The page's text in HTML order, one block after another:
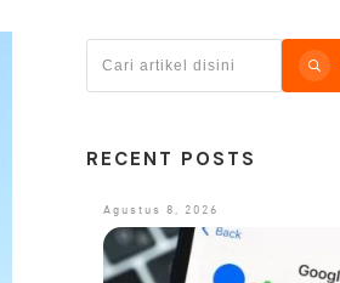
RECENT POSTS
Agustus 8, 2026